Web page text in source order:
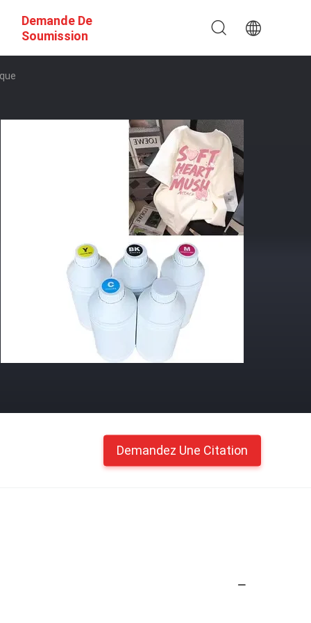
Demande De
Soumission
Demandez Une Citation